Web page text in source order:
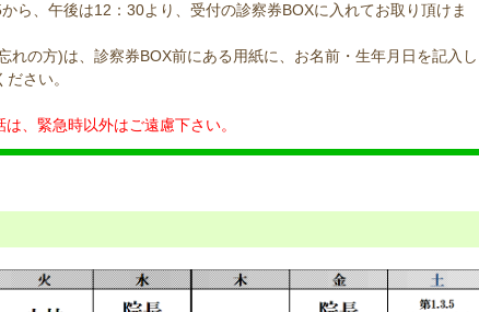
ら、午後は12：30より、受付の診察券BOXに入れてお取り頂けま
れの方)は、診察券BOX前にある用紙に、お名前・生年月日を記入し
さい。
、緊急時以外はご遠慮下さい。